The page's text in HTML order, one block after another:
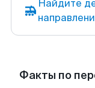
Найдите
Факты по